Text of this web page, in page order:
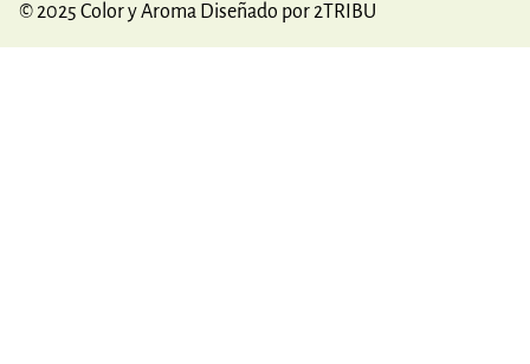
© 2025 Color y Aroma Diseñado por 2TRIBU